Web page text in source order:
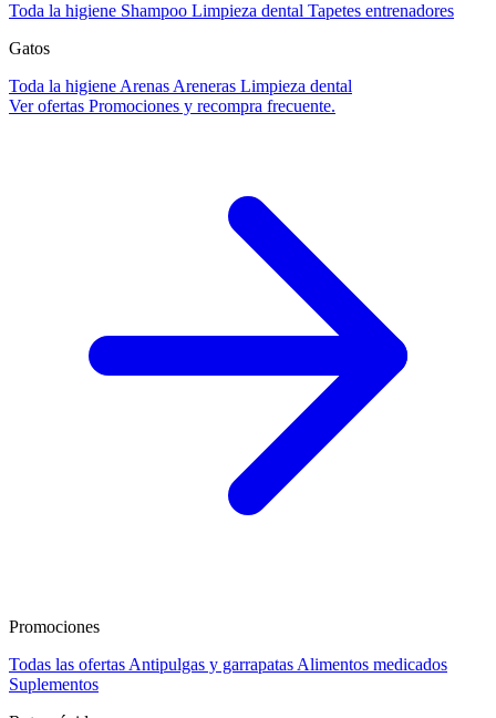
Toda la higiene Shampoo Limpieza dental Tapetes entrenadores
Gatos
Toda la higiene Arenas Areneras Limpieza dental
Ver ofertas Promociones y recompra frecuente.
Promociones
Todas las ofertas Antipulgas y garrapatas Alimentos medicados
Suplementos